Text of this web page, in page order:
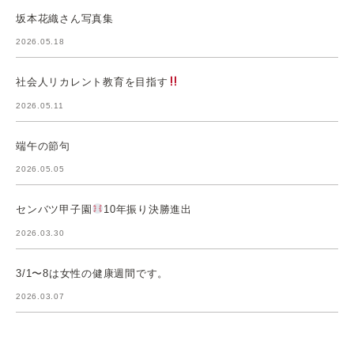
坂本花織さん写真集
2026.05.18
社会人リカレント教育を目指す
2026.05.11
端午の節句
2026.05.05
センバツ甲子園 10年振り決勝進出
2026.03.30
3/1〜8は女性の健康週間です。
2026.03.07